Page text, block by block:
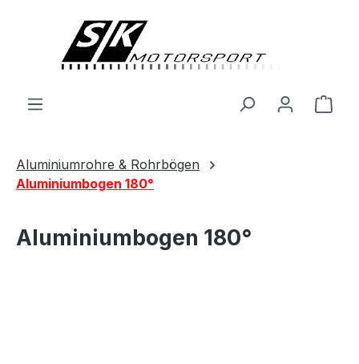
Aluminiumrohre & Rohrbögen
Aluminiumbogen 180°
Aluminiumbogen 180°